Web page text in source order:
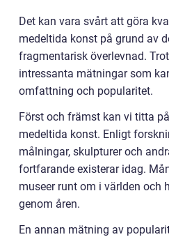
Det kan vara svårt att göra
medeltida konst på grund av
fragmentarisk överlevnad.
intressanta mätningar som
omfattning och popularitet.
Först och främst kan vi titta
medeltida konst. Enligt
målningar, skulpturer och
fortfarande existerar idag.
museer runt om i världen och
genom åren.
En annan mätning av